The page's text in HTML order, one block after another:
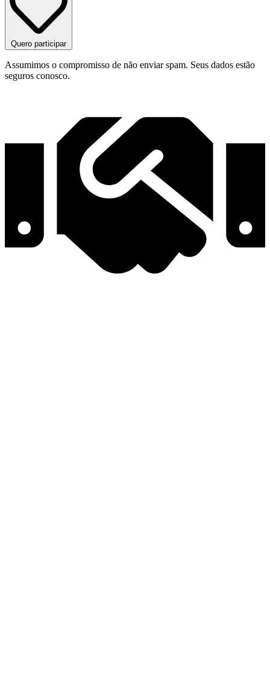
Quero participar
Assumimos o compromisso de não enviar spam. Seus dados estão
seguros conosco.